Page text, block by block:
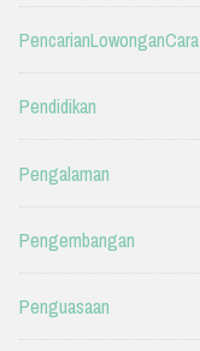
PencarianLowonganCara
Pendidikan
Pengalaman
Pengembangan
Penguasaan